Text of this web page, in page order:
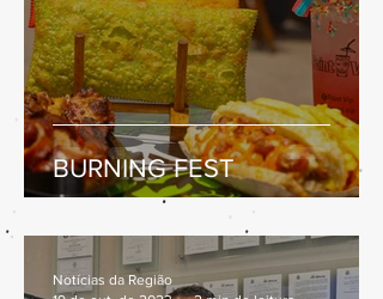
BURNING FEST
Notícias da Região